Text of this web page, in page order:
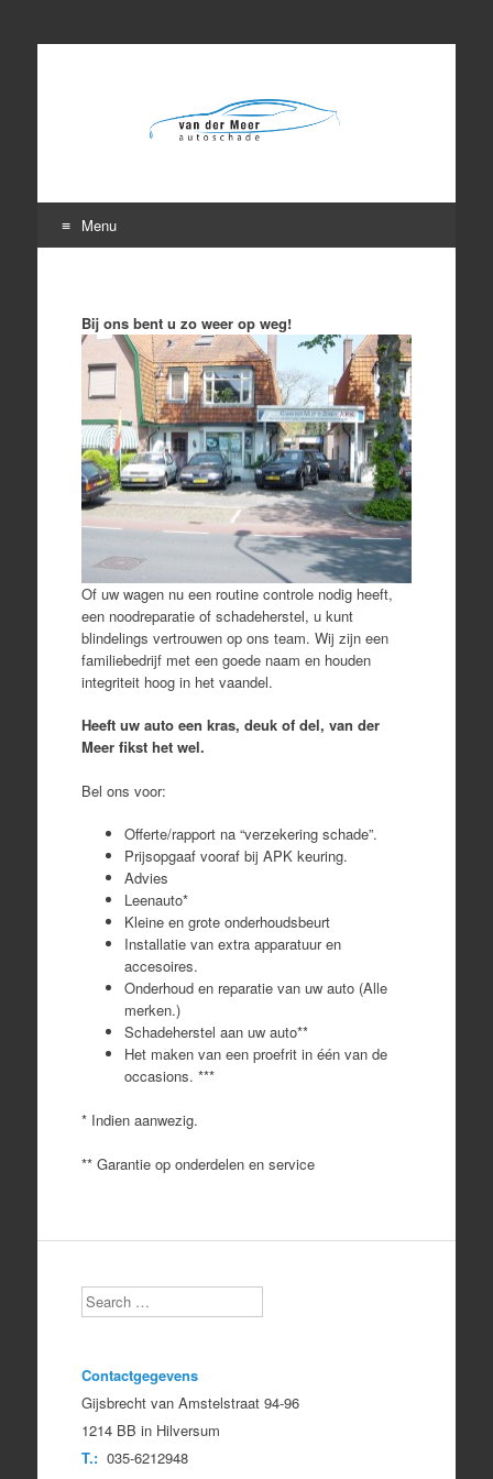
Menu
Bij ons bent u zo weer op weg!
Of uw wagen nu een routine controle nodig heeft,
een noodreparatie of schadeherstel, u kunt
blindelings vertrouwen op ons team. Wij zijn een
familiebedrijf met een goede naam en houden
integriteit hoog in het vaandel.
Heeft uw auto een kras, deuk of del, van der
Meer fikst het wel.
Bel ons voor:
Offerte/rapport na “verzekering schade”.
Prijsopgaaf vooraf bij APK keuring.
Advies
Leenauto*
Kleine en grote onderhoudsbeurt
Installatie van extra apparatuur en
accesoires.
Onderhoud en reparatie van uw auto (Alle
merken.)
Schadeherstel aan uw auto**
Het maken van een proefrit in één van de
occasions. ***
* Indien aanwezig.
** Garantie op onderdelen en service
Search
Contactgegevens
Gijsbrecht van Amstelstraat 94-96
1214 BB in Hilversum
T.:035-6212948